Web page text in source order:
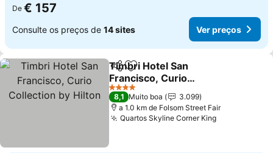
De € 157
Consulte os preços de 14 sites Ver preços
PartilharAdicionar aos favoritos
Timbri Hotel San
Francisco, Curio
Collection by Hilton
Ver preços
4 Estrelas
8,1 Muito boa
3.099
a 1.0 km de Folsom Street Fair
Quartos Skyline Corner KingVer preços